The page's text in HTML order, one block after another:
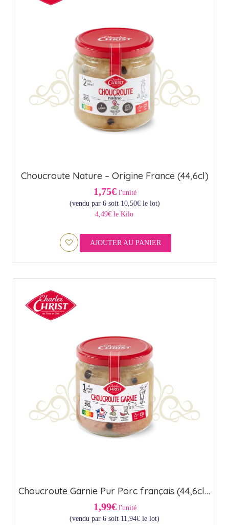
Choucroute Nature – Origine France (44,6cl)
1,75€ l'unité
(vendu par 6 soit 10,50€le lot)
4,49€ le Kilo
AJOUTER AU PANIER
Choucroute Garnie Pur Porc français (44,6cl) – Origine France
1,99€ l'unité
(vendu par 6 soit 11,94€ le lot)